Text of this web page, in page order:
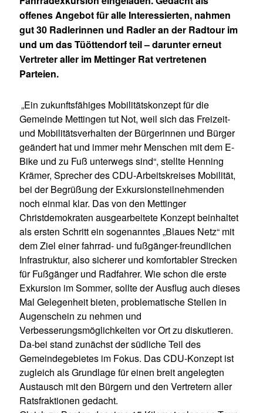
offenes Angebot für alle Interessierten, nahmen
gut 30 Radlerinnen und Radler an der Radtour im
und um das Tüöttendorf teil – darunter erneut
Vertreter aller im Mettinger Rat vertretenen
Parteien.
Ein zukunftsfähiges Mobilitätskonzept für die
Gemeinde Mettingen tut Not, weil sich das Freizeit-
und Mobilitätsverhalten der Bürgerinnen und Bürger
geändert hat und immer mehr Menschen mit dem E-
Bike und zu Fuß unterwegs sind“, stellte Henning
Krämer, Sprecher des CDU-Arbeitskreises Mobilität,
bei der Begrüßung der Exkursionsteilnehmenden
noch einmal klar. Das von den Mettinger
Christdemokraten ausgearbeitete Konzept beinhaltet
als ersten Schritt ein sogenanntes „Blaues Netz“ mit
dem Ziel einer fahrrad- und fußgänger-freundlichen
Infrastruktur, also sicherer und komfortabler Strecken
für Fußgänger und Radfahrer. Wie schon die erste
Exkursion im Sommer, sollte der Ausflug auch dieses
Mal Gelegenheit bieten, problematische Stellen in
Augenschein zu nehmen und
Verbesserungsmöglichkeiten vor Ort zu diskutieren.
Da-bei stand zunächst der südliche Teil des
Gemeindegebietes im Fokus. Das CDU-Konzept ist
zugleich als Grundlage für einen breit angelegten
Austausch mit den Bürgern und den Vertretern aller
Ratsfraktionen gedacht.